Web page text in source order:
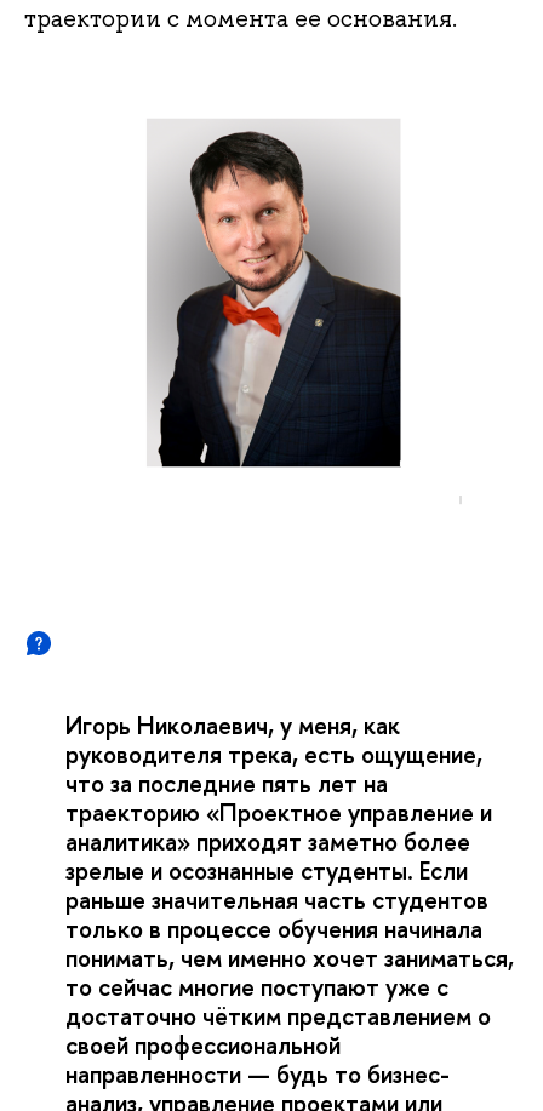
траектории с момента ее основания.
Игорь Николаевич, у меня, как
руководителя трека, есть ощущение,
что за последние пять лет на
траекторию «Проектное управление и
аналитика» приходят заметно более
зрелые и осознанные студенты. Если
раньше значительная часть студентов
только в процессе обучения начинала
понимать, чем именно хочет заниматься,
то сейчас многие поступают уже с
достаточно чётким представлением о
своей профессиональной
направленности — будь то бизнес-
анализ, управление проектами или